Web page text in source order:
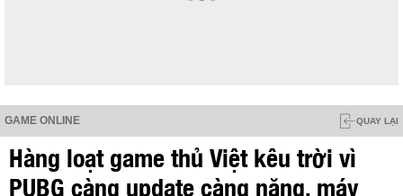
GAME ONLINE QUAY LẠI
Hàng loạt game thủ Việt kêu trời vì
PUBG càng update càng nặng, máy